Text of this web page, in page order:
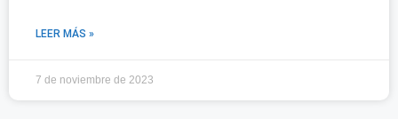
LEER MÁS »
7 de noviembre de 2023